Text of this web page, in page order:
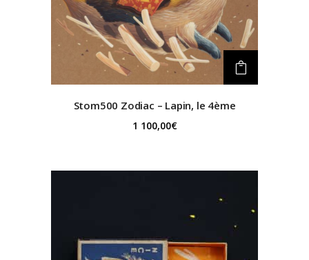
Stom500 Zodiac – Lapin, le 4ème
1 100,00€